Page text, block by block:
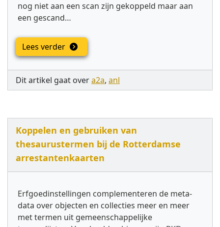
nog niet aan een scan zijn gekoppeld maar aan
een gescand…
Lees verder
Dit artikel gaat overa2a, anl
Koppelen en gebruiken van
thesaurustermen bij de Rotterdamse
arrestantenkaarten
Erfgoedinstellingen complementeren de meta-
data over objecten en collecties meer en meer
met termen uit gemeenschappelijke